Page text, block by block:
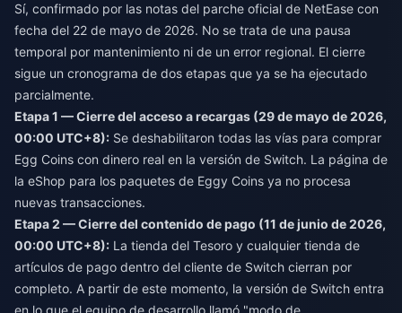
Sí, confirmado por las notas del parche oficial de NetEase con
fecha del 22 de mayo de 2026. No se trata de una pausa
temporal por mantenimiento ni de un error regional. El cierre
sigue un cronograma de dos etapas que ya se ha ejecutado
parcialmente.
Etapa 1 — Cierre del acceso a recargas (29 de mayo de 2026,
00:00 UTC+8): Se deshabilitaron todas las vías para comprar
Egg Coins con dinero real en la versión de Switch. La página de
la eShop para los paquetes de Eggy Coins ya no procesa
nuevas transacciones.
Etapa 2 — Cierre del contenido de pago (11 de junio de 2026,
00:00 UTC+8): La tienda del Tesoro y cualquier tienda de
artículos de pago dentro del cliente de Switch cierran por
completo. A partir de este momento, la versión de Switch entra
en lo que el equipo de desarrollo llamó "modo de